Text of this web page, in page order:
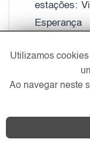
estações:
Utilizamos
Ao navegar neste